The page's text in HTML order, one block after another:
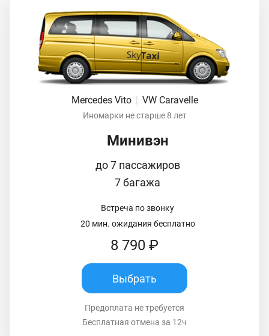
Mercedes Vito VW Caravelle
Иномарки не старше 8 лет
Минивэн
до 7 пассажиров
7 багажа
Встреча по звонку
20 мин. ожидания бесплатно
8 790 ₽
Выбрать
Предоплата не требуется
Бесплатная отмена за 12ч